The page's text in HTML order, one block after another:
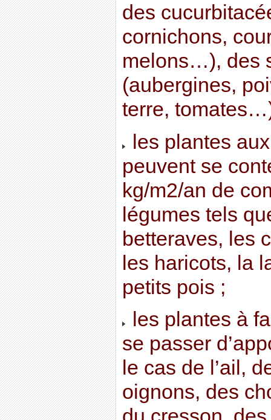
des
cornichons,
melons…), des
(aubergines,
terre,
les plantes
peuvent se
kg/m2/an de
légumes tels
betteraves, les
les haricots, la
petits pois ;
les plantes à
se passer
le cas de l’ail,
oignons, des